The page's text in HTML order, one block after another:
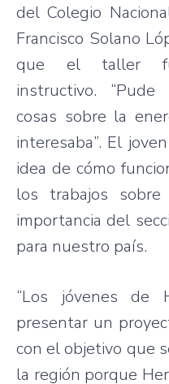
delColegio
Francisco Solano
que el taller
instructivo. “Pude
cosas sobre la
interesaba”. El joven
idea de cómo
los trabajos sobre
importancia del
para nuestro país.
“Los jóvenes de
presentar un
con elobjetivo que
la región porque